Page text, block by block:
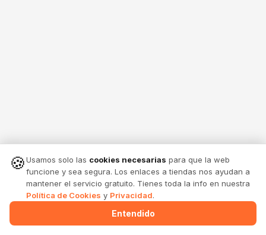
Menu Alertas Comparte Entrar
🍪Usamos solo las cookies necesarias para que la web
funcione y sea segura. Los enlaces a tiendas nos ayudan a
mantener el servicio gratuito. Tienes toda la info en nuestra
Política de Cookies y Privacidad.
Entendido